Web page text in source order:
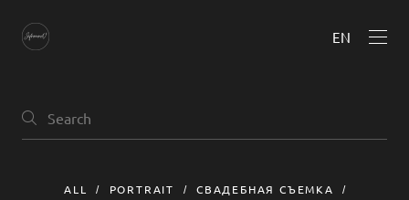
EN
ALL PORTRAIT
СВАДЕБНАЯ СЪЕМКА